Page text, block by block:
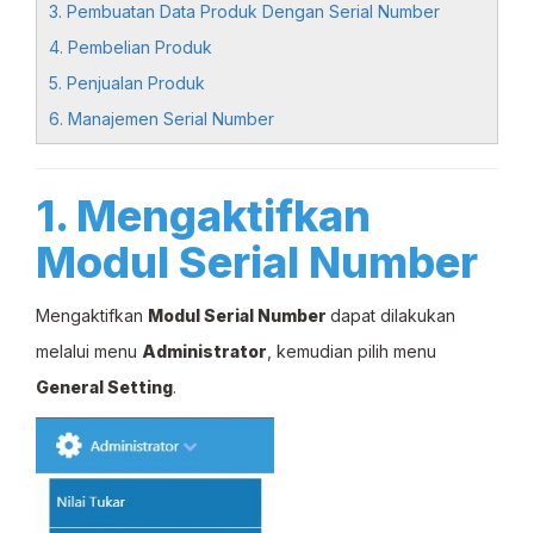
3. Pembuatan Data Produk Dengan Serial Number
4. Pembelian Produk
5. Penjualan Produk
6. Manajemen Serial Number
1. Mengaktifkan
Modul Serial Number
Mengaktifkan Modul Serial Number dapat dilakukan
melalui menu Administrator , kemudian pilih menu
General Setting.